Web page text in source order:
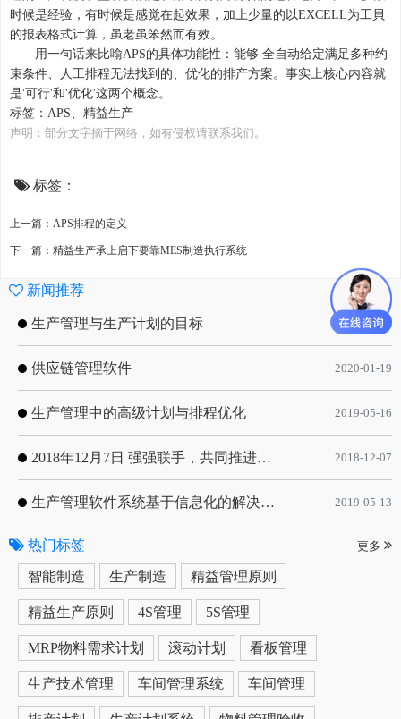
时候是经验，有时候是感觉在起效果，加上少量的以EXCELL为工貝
的报表格式计算，虽老虽笨然而有效。
用一句话来比喻APS的具体功能性：能够 全自动给定满足多种约
束条件、人工排程无法找到的、优化的排产方案。事实上核心内容就
是'可行'和'优化'这两个概念。
标签： APS、 精益生产
声明：部分文字摘于网络，如有侵权请联系我们。
标签：
上一篇：APS排程的定义
下一篇：精益生产承上启下要靠MES制造执行系统
新闻推荐
生产管理与生产计划的目标 2020-09-08
供应链管理软件 2020-01-19
生产管理中的高级计划与排程优化 2019-05-16
2018年12月7日 强强联手，共同推进电子器件领域APS应用典范 风华高科生产自动化工业互联网应用项目-APS项目启动会 2018-12-07
生产管理软件系统基于信息化的解决方案 2019-05-13
热门标签 更多
智能制造 生产制造 精益管理原则
精益生产原则 4S管理 5S管理
MRP物料需求计划 滚动计划 看板管理
生产技术管理 车间管理系统 车间管理